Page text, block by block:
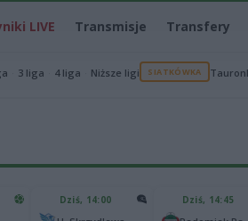
LIVE Transmisje Transfery
3 liga 4 liga Niższe ligi SIATKÓWKA
Dziś, 14:00 Dziś, 14:45